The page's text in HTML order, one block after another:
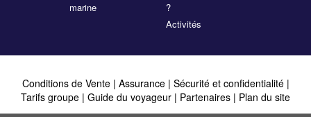
marine
?
Activités
Conditions de Vente| Assurance | Sécurité et confidentialité|
Tarifs groupe | Guide du voyageur | Partenaires | Plan du site